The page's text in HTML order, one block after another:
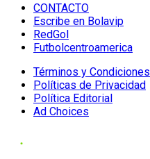
CONTACTO
Escribe en Bolavip
RedGol
Futbolcentroamerica
Términos y Condiciones
Políticas de Privacidad
Política Editorial
Ad Choices